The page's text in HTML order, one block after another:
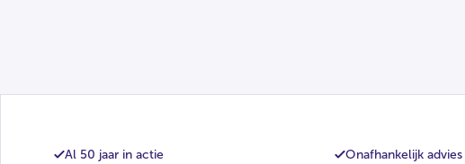
Al 50 jaar in actie Onafhankelijk advies